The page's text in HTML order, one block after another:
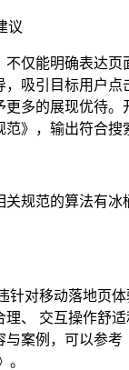
议
仅能明确表达页
，吸引目标用户点
更多的展现优待。
范》，输出符合搜
规范的算法有冰
对移动落地页体
理、 交互操作舒
案例，可以参考
。